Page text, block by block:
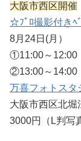
大阪市西区開催
☆ﾌﾟﾛ撮影付きﾍ
8月24日(月）
①11:00～12:00
②13:00～14:00
万喜フォトスタ
大阪市西区北堀
3000円（L判写